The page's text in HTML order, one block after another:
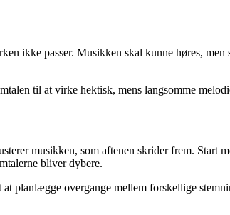
ikke passer. Musikken skal kunne høres,
til at virke hektisk, mens langsomme
musikken, som aftenen skrider frem. Start
bliver dybere.
planlægge overgange mellem forskellige